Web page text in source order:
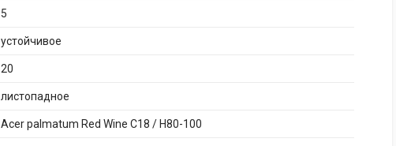
5
устойчивое
20
листопадное
Acer palmatum Red Wine C18 / H80-100